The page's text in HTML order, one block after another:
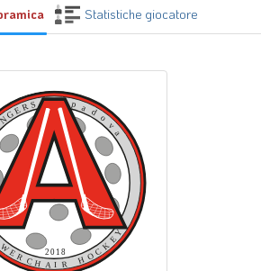
Statistiche giocatore